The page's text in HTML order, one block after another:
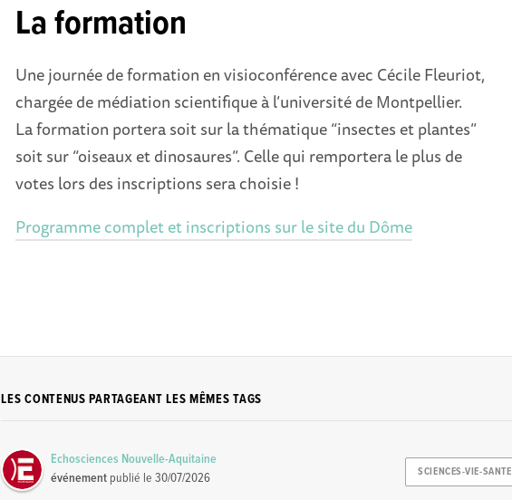
La formation
Une journée de formation en visioconférence avec Cécile Fleuriot,
chargée de médiation scientifique à l’université de Montpellier.
La formation portera soit sur la thématique “insectes et plantes”
soit sur “oiseaux et dinosaures”. Celle qui remportera le plus de
votes lors des inscriptions sera choisie !
Programme complet et inscriptions sur le site du Dôme
LES CONTENUS PARTAGEANT LES MÊMES TAGS
SCIENCES-VIE-SANTE
Echosciences Nouvelle-Aquitaine
événement publié le30/07/2026